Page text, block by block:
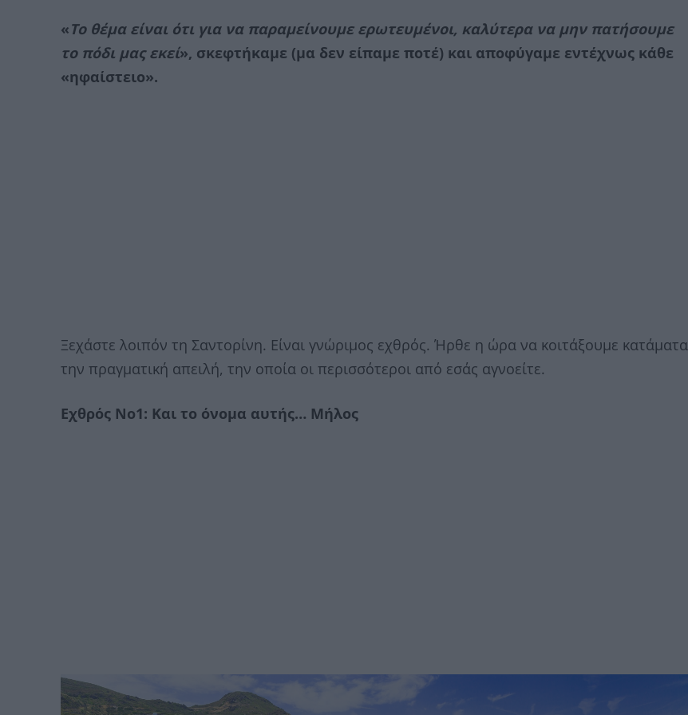
«Το θέμα είναι ότι για να παραμείνουμε ερωτευμένοι, καλύτερα να μην πατήσουμε
το πόδι μας εκεί», σκεφτήκαμε (μα δεν είπαμε ποτέ) και αποφύγαμε εντέχνως κάθε
«ηφαίστειο».
Ξεχάστε λοιπόν τη Σαντορίνη. Είναι γνώριμος εχθρός. Ήρθε η ώρα να κοιτάξουμε κατάματα
την πραγματική απειλή, την οποία οι περισσότεροι από εσάς αγνοείτε.
Εχθρός Νο1: Και το όνομα αυτής… Μήλος